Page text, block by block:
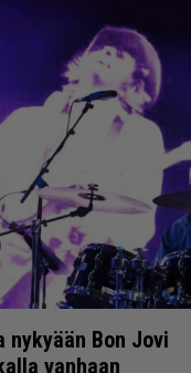
nykyään Bon Jovi
vanhaan